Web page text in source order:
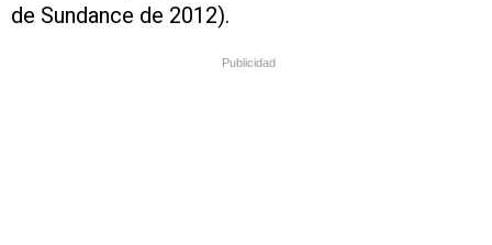
de Sundance de 2012).
Publicidad